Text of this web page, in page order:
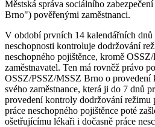
Městská správa sociálního
Brno") pověřenými zaměstnanci.
V období prvních 14 kalendářních dnů
neschopnosti kontroluje dodržování
neschopného pojištěnce, kromě
zaměstnavatel. Ten má rovněž právo
OSSZ/PSSZ/MSSZ Brno o provedení
svého zaměstnance, která ji do 7 dnů
provedení kontroly dodržování režimu
práce neschopného pojištěnce poté
ošetřujícímu lékaři i dočasně práce